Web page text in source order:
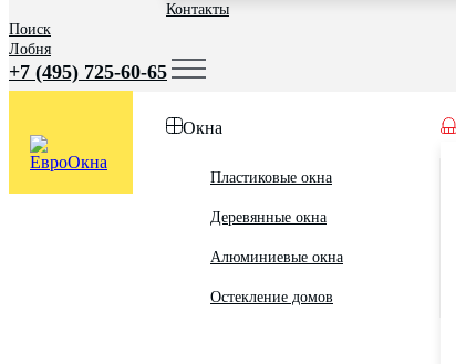
Контакты
Поиск
Лобня
+7 (495) 725-60-65
Окна
Пластиковые окна
Деревянные окна
Алюминиевые окна
Остекление домов